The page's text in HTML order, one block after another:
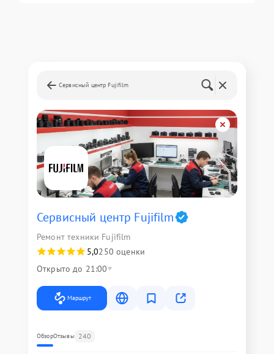
Сервисный центр Fujifilm
Сервисный центр Fujifilm
Ремонт техники Fujifilm
5,0250 оценки
Открыто до 21:00
Маршрут
ОбзорОтзывы 240